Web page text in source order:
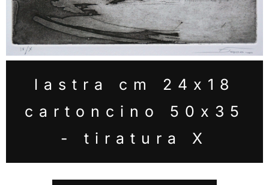
lastra cm 24x18
cartoncino 50x35
- tiratura X